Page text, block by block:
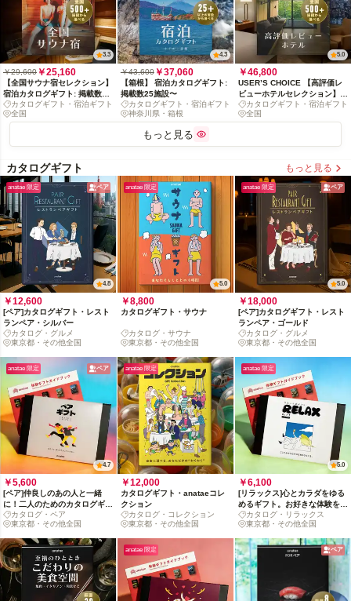
3.3
￥29,600 ￥25,160
【全国サウナ宿セレクション】
宿泊カタログギフト: 掲載数
500+施設〜
カタログギフト・宿泊ギフト
全国
4.3
￥43,600￥37,060
【箱根】 宿泊カタログギフト:
掲載数25施設〜
カタログギフト・宿泊ギフト
神奈川県・箱根
5.0
￥46,800
USER’S CHOICE 【高評価レ
ビューホテルセレクション】宿
泊カタログギフト: 掲載数
500+施設〜
カタログギフト・宿泊ギフト
全国
もっと見る
カタログギフト もっと見る
anatae 限定 ペア
4.8
￥12,600
[ペア]カタログギフト・レスト
ランペア・シルバー
カタログ・グルメ
東京都・その他全国
anatae 限定
5.0
￥8,800
カタログギフト・サウナ
カタログ・サウナ
東京都・その他全国
anatae 限定 ペア
5.0
￥18,000
[ペア]カタログギフト・レスト
ランペア・ゴールド
カタログ・グルメ
東京都・その他全国
anatae 限定 ペア
4.7
￥5,600
[ペア]仲良しのあの人と一緒
に！二人のためのカタログギフ
トカタログ・ペア
東京都・その他全国
anatae 限定
￥12,000
カタログギフト・anataeコレ
クション
カタログ・コレクション
東京都・その他全国
anatae 限定
5.0
￥6,100
[リラックス]心とカラダをゆる
めるギフト。お好きな体験を選
んで！
カタログ・リラックス
東京都・その他全国
anatae 限定 ペア